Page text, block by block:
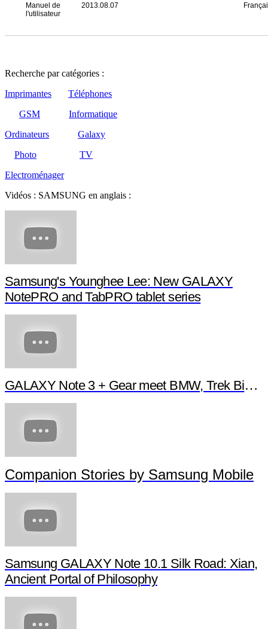
Manuel de
l'utilisateur
2013.08.07
Recherche par catégories :
Imprimantes
Téléphones
GSM
Informatique
Ordinateurs
Galaxy
Photo
TV
Electroménager
Vidéos : SAMSUNG en anglais :
Samsung's Younghee Lee: New GALAXY
NotePRO and TabPRO tablet series
GALAXY Note 3 + Gear meet BMW, Trek Bikes
Companion Stories by Samsung Mobile
Samsung GALAXY Note 10.1 Silk Road: Xian,
Ancient Portal of Philosophy